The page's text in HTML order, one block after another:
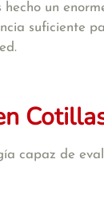
un
suficiente
capaz de